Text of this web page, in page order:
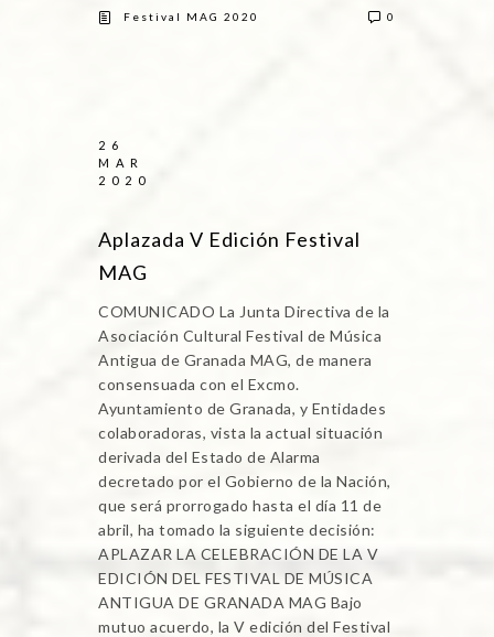
Festival MAG 2020 0
26
MAR
2020
Aplazada V Edición Festival
MAG
COMUNICADO La Junta Directiva de la
Asociación Cultural Festival de Música
Antigua de Granada MAG, de manera
consensuada con el Excmo.
Ayuntamiento de Granada, y Entidades
colaboradoras, vista la actual situación
derivada del Estado de Alarma
decretado por el Gobierno de la Nación,
que será prorrogado hasta el día 11 de
abril, ha tomado la siguiente decisión:
APLAZAR LA CELEBRACIÓN DE LA V
EDICIÓN DEL FESTIVAL DE MÚSICA
ANTIGUA DE GRANADA MAG Bajo
mutuo acuerdo, la V edición del Festival